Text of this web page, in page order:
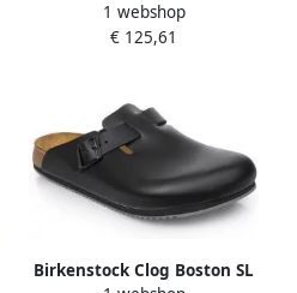
zwart bovenmateriaal:
leder EN ISO 20345 SRA
1 webshop
€ 125,61
Birkenstock Clog Boston SL